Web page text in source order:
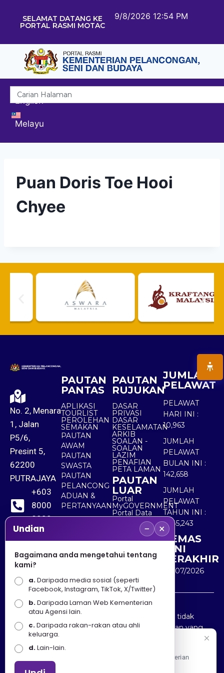
SELAMAT DATANG KE
PORTAL RASMI MOTAC
9/8/2026 12:54 PM
English
Melayu
Puan Doris Toe Hooi
Chyee
No. 2, Menara
1, Jalan
P5/6,
Presint 5,
62200
PUTRAJAYA
+603
8000
8000
+603
8891
7100
PAUTAN
PANTAS
APLIKASI
TOURLIST
PEROLEHAN
SEMAKAN
PAUTAN
AWAM
PAUTAN
SWASTA
PAUTAN
PELANCONG
ADUAN &
PERTANYAAN
PAUTAN
RUJUKAN
DASAR
PRIVASI
DASAR
KESELAMATAN
ARKIB
SOALAN -
SOALAN
LAZIM
PENAFIAN
PETA LAMAN
PAUTAN
LUAR
Portal
MyGOVERNMENT
Portal Data
Terbuka
Sektor Awam
JUMLAH
PELAWAT
PELAWAT
HARI INI :
10,963
JUMLAH
PELAWAT
BULAN INI :
142,658
JUMLAH
PELAWAT
TAHUN INI :
5,545,243
KEMAS
KINI
TERAKHIR
30/07/2026
Penafian : Kerajaan Malaysia dan Kementerian
Pelancongan Seni dan Budaya (MOTAC) adalah tidak
bertanggungjawab atas kehilangan atau kerugian yang
disebabkan oleh penggunaan mana-mana maklumat
yang diperolehi dari portal ini.
Undian − ×
Bagaimana anda mengetahui tentang
kami?
a.Daripada media sosial (seperti
Facebook, Instagram, TikTok, X/Twitter)
b.Daripada Laman Web Kementerian
atau Agensi lain.
c.Daripada rakan-rakan atau ahli
keluarga.
d.Lain-lain.
Apa Khabar! Selamat datang ke Portal Rasmi Kementerian
Pelancongan, Seni dan Budaya